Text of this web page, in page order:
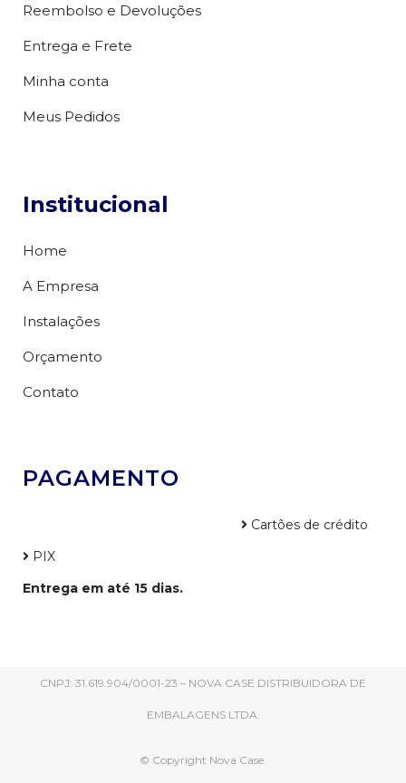
Reembolso e Devoluções
Entrega e Frete
Minha conta
Meus Pedidos
Institucional
Home
A Empresa
Instalações
Orçamento
Contato
PAGAMENTO
Cartões de crédito
PIX
Entrega em até 15 dias.
CNPJ: 31.619.904/0001-23 – NOVA CASE DISTRIBUIDORA DE
EMBALAGENS LTDA.
© Copyright Nova Case.